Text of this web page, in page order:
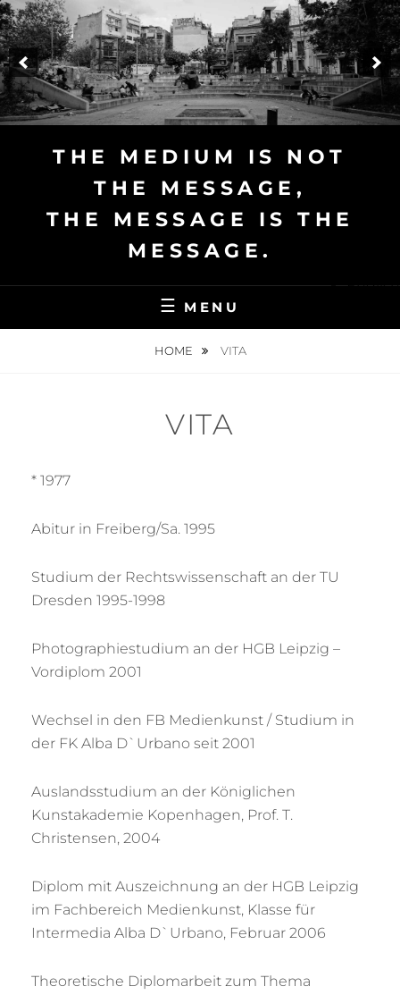
Skip
to
content
THE MEDIUM IS NOT
THE MESSAGE,
THE MESSAGE IS THE
MESSAGE.
English
MENU
HOME VITA
VITA
* 1977
Abitur in Freiberg/Sa. 1995
Studium der Rechtswissenschaft an der TU
Dresden 1995-1998
Photographiestudium an der HGB Leipzig –
Vordiplom 2001
Wechsel in den FB Medienkunst / Studium in
der FK Alba D`Urbano seit 2001
Auslandsstudium an der Königlichen
Kunstakademie Kopenhagen, Prof. T.
Christensen, 2004
Diplom mit Auszeichnung an der HGB Leipzig
im Fachbereich Medienkunst, Klasse für
Intermedia Alba D`Urbano, Februar 2006
Theoretische Diplomarbeit zum Thema